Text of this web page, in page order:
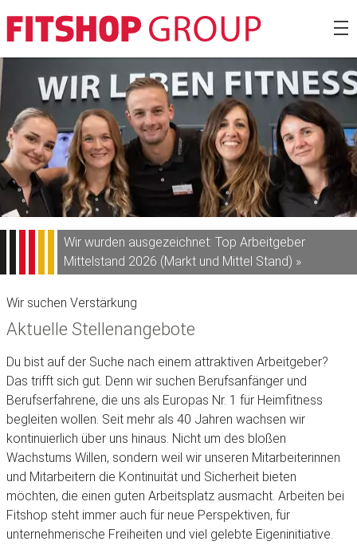
Zum
Inhalt
springen
Fitshop
Wir wurden ausgezeichnet: Top Arbeitgeber
Mittelstand 2026 (Markt und Mittel Stand) »
Wir suchen Verstärkung
Aktuelle Stellenangebote
Du bist auf der Suche nach einem attraktiven Arbeitgeber?
Das trifft sich gut. Denn wir suchen Berufsanfänger und
Berufserfahrene, die uns als Europas Nr. 1 für Heimfitness
begleiten wollen. Seit mehr als 40 Jahren wachsen wir
kontinuierlich über uns hinaus. Nicht um des bloßen
Wachstums Willen, sondern weil wir unseren Mitarbeiterinnen
und Mitarbeitern die Kontinuität und Sicherheit bieten
möchten, die einen guten Arbeitsplatz ausmacht. Arbeiten bei
Fitshop steht immer auch für neue Perspektiven, für
unternehmerische Freiheiten und viel gelebte Eigeninitiative.